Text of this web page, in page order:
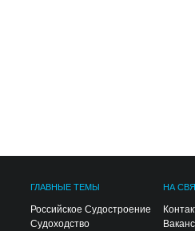
ГЛАВНЫЕ ТЕМЫ
Российское Судостроение
Судоходство
НА